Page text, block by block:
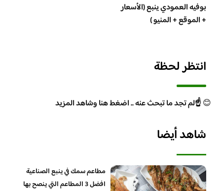
بوفيه العمودي ينبع (الأسعار
+ الموقع + المنيو )
انتظر لحظة
😊☝️لم تجد ما تبحث عنه .. اضغط هنا وشاهد المزيد
شاهد أيضا
مطاعم سمك في ينبع الصناعية
افضل 3 المطاعم التي ينصح بها